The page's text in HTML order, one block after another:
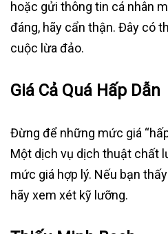
hoặc gửi thông tin cá nhân
đáng, hãy cẩn thận. Đây có
cuộc lừa đảo.
Giá Cả Quá Hấp Dẫn
Đừng để những mức giá
Một dịch vụ dịch thuật chất
mức giá hợp lý. Nếu bạn
hãy xem xét kỹ lưỡng.